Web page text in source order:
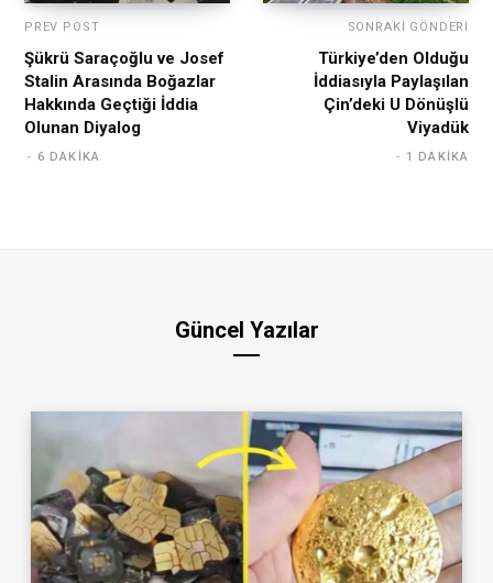
PREV POST
Şükrü Saraçoğlu ve Josef
Stalin Arasında Boğazlar
Hakkında Geçtiği İddia
Olunan Diyalog
6 DAKIKA
SONRAKI GÖNDERI
Türkiye’den Olduğu
İddiasıyla Paylaşılan
Çin’deki U Dönüşlü
Viyadük
1 DAKIKA
Güncel Yazılar